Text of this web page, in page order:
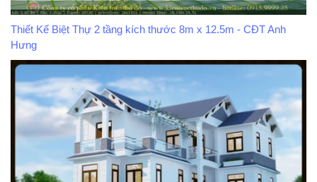
Thiết Kế Biệt Thự 2 tầng kích thước 8m x 12.5m - CĐT Anh
Hưng